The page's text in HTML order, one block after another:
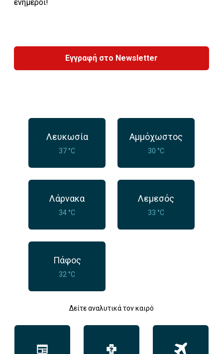
ενήμεροι!
Εγγραφή στο Newsletter
Λευκωσία
37 °C
Αμμόχωστος
30 °C
Λάρνακα
34 °C
Λεμεσός
33 °C
Πάφος
32 °C
Δείτε αναλυτικά τον καιρό